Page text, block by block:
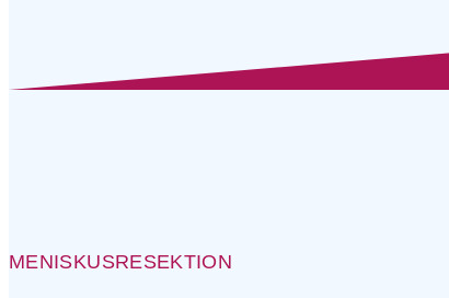
MENISKUSRESEKTION